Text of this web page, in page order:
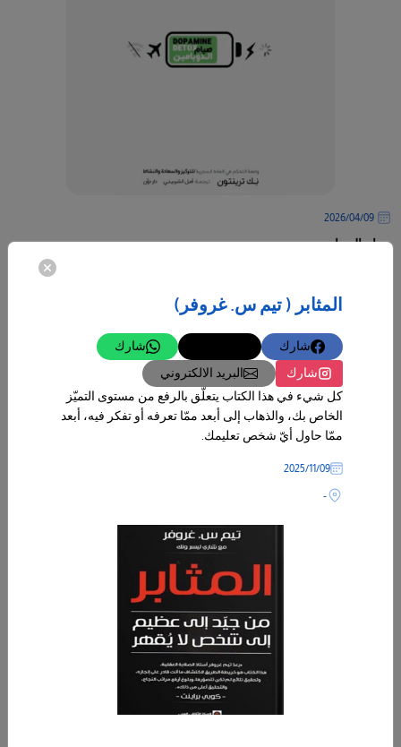
09‏/04‏/2026
صيام الدوبامين
أولاً ما هو الدوبامين؟ هو مادة كيميائية أو هرمون بشكل طبيعي في جسم
الوطنية… ممارسة يومية
المثابر ( تيم س. غروفر)
شارك
شارك
شارك
البريد الالكتروني
كل شيء في هذا الكتاب يتعلّق بالرفع من مستوى التميّز
الخاص بك، والذهاب إلى أبعد ممّا تعرفه أو تفكر فيه، أبعد
ممّا حاول أيّ شخص تعليمك.
09‏/11‏/2025
-